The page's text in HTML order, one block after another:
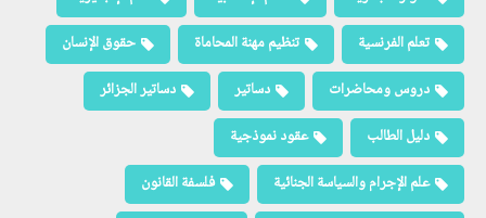
تعلم الفرنسية
تنظيم مهنة المحاماة
حقوق الإنسان
دروس ومحاضرات
دساتير
دساتير الجزائر
دليل الطالب
عقود نموذجية
علم الإجرام والسياسة الجنائية
فلسفة القانون